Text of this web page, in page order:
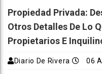
Propiedad Privada:
Otros Detalles De Lo
Propietarios E
Diario De Rivera 06